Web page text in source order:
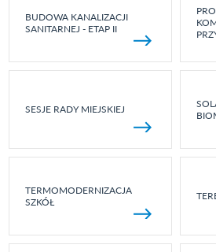
BUDOWA KANALIZACJI
SANITARNEJ - ETAP II
SESJE RADY MIEJSKIEJ
TERMOMODERNIZACJA
SZKÓŁ